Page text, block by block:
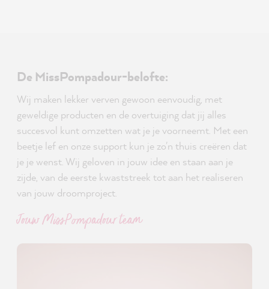
De MissPompadour-belofte:
Wij maken lekker verven gewoon eenvoudig, met
geweldige producten en de overtuiging dat jij alles
succesvol kunt omzetten wat je je voorneemt. Met een
beetje lef en onze support kun je zo'n thuis creëren dat
je je wenst. Wij geloven in jouw idee en staan aan je
zijde, van de eerste kwaststreek tot aan het realiseren
van jouw droomproject.
Jouw MissPompadour team